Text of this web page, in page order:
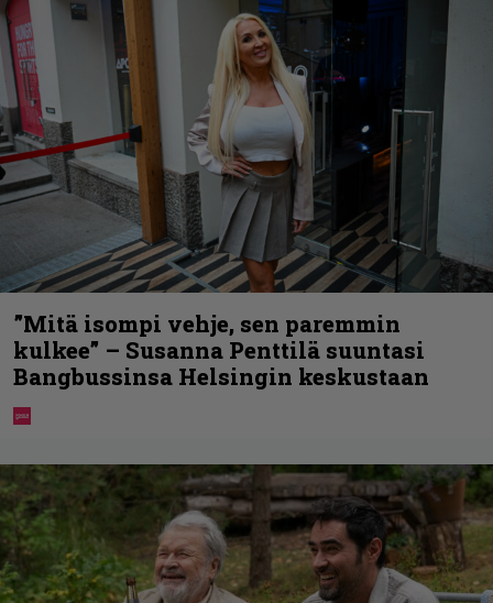
”Mitä isompi vehje, sen paremmin
kulkee” – Susanna Penttilä suuntasi
Bangbussinsa Helsingin keskustaan